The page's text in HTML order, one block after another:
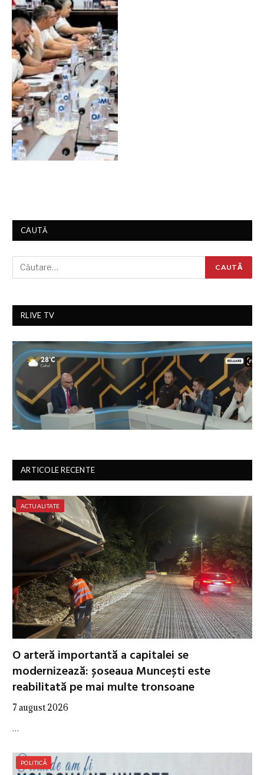
CAUTĂ
RLIVE TV
ARTICOLE RECENTE
ACTUALITATE
O arteră importantă a capitalei se
modernizează: șoseaua Muncești este
reabilitată pe mai multe tronsoane
7 august 2026
…
POLITICĂ